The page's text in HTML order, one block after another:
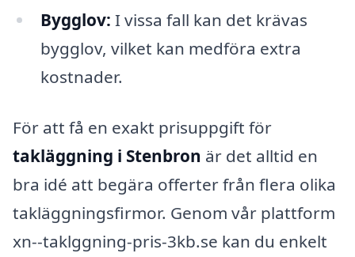
Bygglov: I vissa fall kan det krävas
bygglov, vilket kan medföra extra
kostnader.
För att få en exakt prisuppgift för
takläggning i Stenbron är det alltid en
bra idé att begära offerter från flera olika
takläggningsfirmor. Genom vår plattform
xn--taklggning-pris-3kb.se kan du enkelt